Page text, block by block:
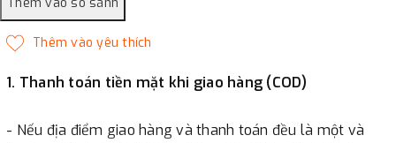
1. Thanh toán tiền mặt khi giao hàng (COD)
- Nếu địa điểm giao hàng và thanh toán đều là một và